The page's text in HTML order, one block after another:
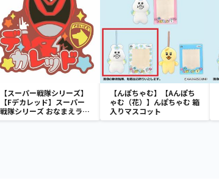
【スーパー戦隊シリーズ】
【Fデカレッド】スーパー
戦隊シリーズ おなまえラバ
ーバッジvol.2
【んぽちゃむ】【Aんぽち
ゃむ（花）】んぽちゃむ 箱
入りマスコット